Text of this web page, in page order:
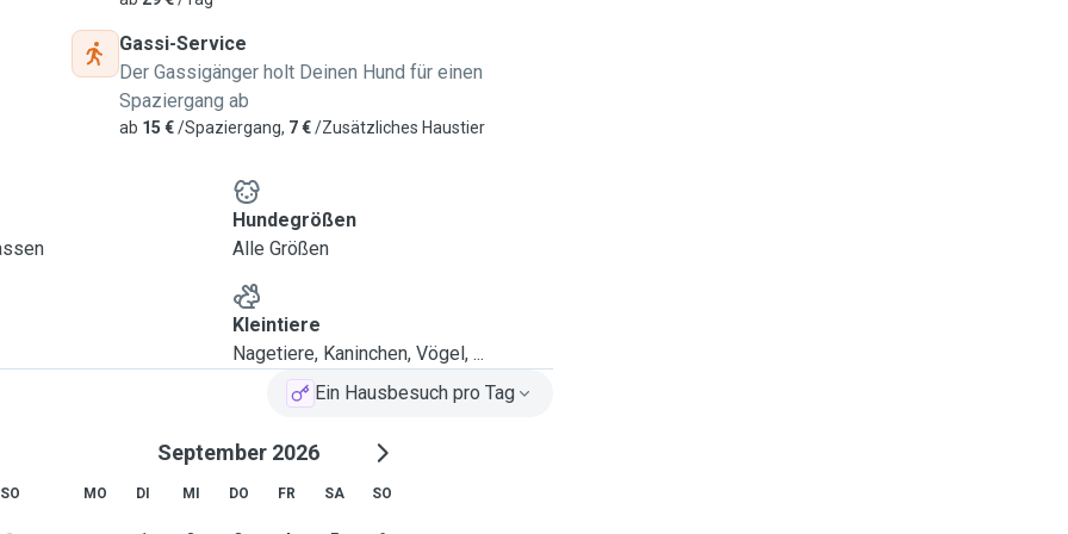
à Fousbann. J'ai 2
Anima Pro Terra
propre chien de
avec lesquelles j'ai
si j'ai grandi avec
pour diverses
et un rat quand
je serais ravie de vous
beaucoup à l'avance.
live in Fousbann. I
through Anima
with dogs, our family
Gassi-Service
Der Gassigänger holt Deinen Hund für einen
Spaziergang ab
ab 15 €/Spaziergang, 7 €/Zusätzliches Haustier
Hundegrößen
Alle Größen
Kleintiere
Nagetiere, Kaninchen, Vögel, ...
Ein Hausbesuch pro Tag
SO
September 2026
MO DI MI DO FR SA SO